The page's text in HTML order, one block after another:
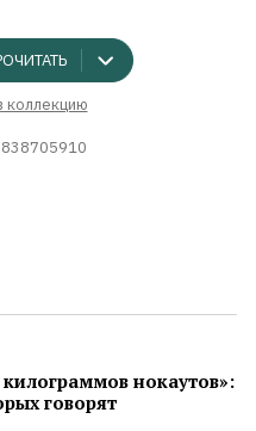
коллекцию
нокаутов»:
говорят